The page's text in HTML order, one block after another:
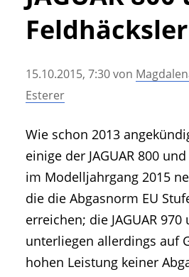
• Geschichte und
• Messen und
• Agritechnica Neuheiten
• Artikel nach Hersteller/
Feldhäcksler
15.10.2015, 7:30von
Esterer
Wie schon 2013
einige der JAGUAR 800
im Modelljahrgang 2015
die die Abgasnorm EU
erreichen; die JAGUAR 970
unterliegen allerdings auf
hohen Leistung keiner